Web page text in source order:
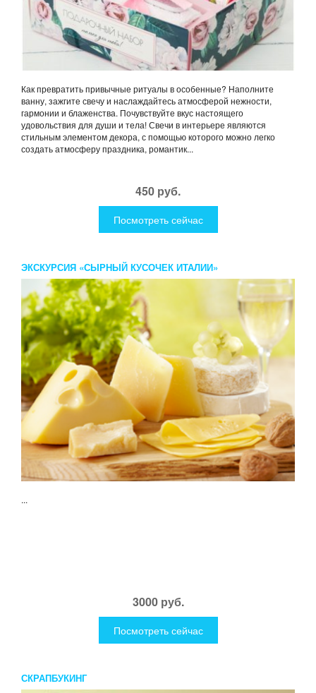
Как превратить привычные ритуалы в особенные? Наполните
ванну, зажгите свечу и наслаждайтесь атмосферой нежности,
гармонии и блаженства. Почувствуйте вкус настоящего
удовольствия для души и тела! Свечи в интерьере являются
стильным элементом декора, с помощью которого можно легко
создать атмосферу праздника, романтик...
450 руб.
Посмотреть сейчас
ЭКСКУРСИЯ «СЫРНЫЙ КУСОЧЕК ИТАЛИИ»
...
3000 руб.
Посмотреть сейчас
СКРАПБУКИНГ